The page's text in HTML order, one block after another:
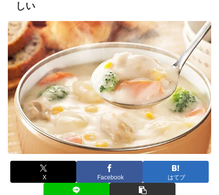
しい
X Facebook はてブ